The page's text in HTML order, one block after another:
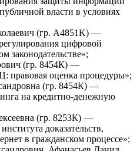
власти в условиях
(гр. A4851K) —
цифровой
законодательстве»;
(гр. 8454К) —
правовая оценка процедуры»;
(гр. 8454К) —
на кредитно-денежную
(гр. 8253К) —
доказательств,
в гражданском процессе»;